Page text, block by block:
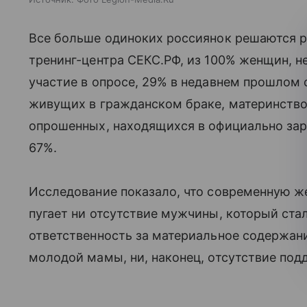
Все больше одиноких россиянок решаются
тренинг-центра СЕКС.РФ, из 100% женщин,
участие в опросе, 29% в недавнем прошлом
живущих в гражданском браке,
опрошенных, находящихся в официально
67%.
Исследование показало, что современную
пугает ни отсутствие мужчины, который
ответственность за материальное
молодой мамы, ни, наконец, отсутствие